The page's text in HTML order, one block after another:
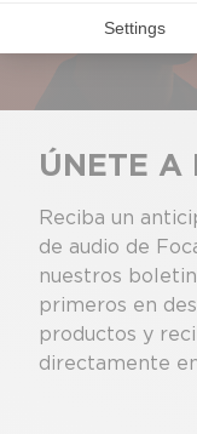
ÚNETE A
Reciba un
de audio de
nuestros
primeros en
productos y
directamente